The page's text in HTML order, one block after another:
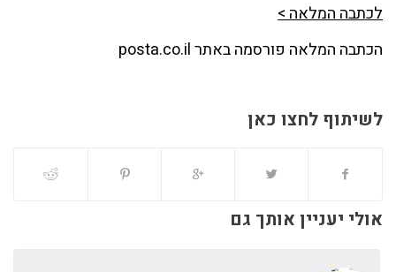
לכתבה המלאה >
הכתבה המלאה פורסמה באתר posta.co.il
לשיתוף לחצו כאן
אולי יעניין אותך גם